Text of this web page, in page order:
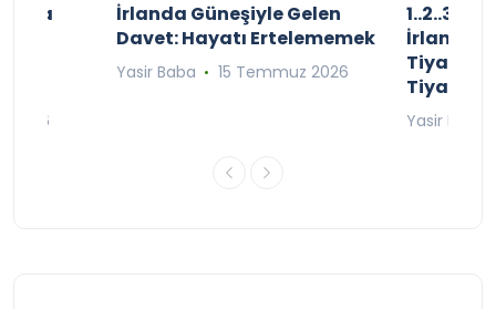
2026
İrlanda Güneşiyle Gelen
Davet: Hayatı Ertelememek
Yasir Baba 15 Temmuz 2026
1..2..3..
Tiyatro
Yasir Baba